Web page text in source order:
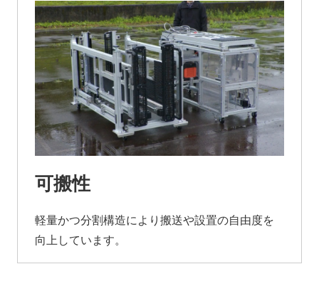
可搬性
軽量かつ分割構造により搬送や設置の自由度を
向上しています。